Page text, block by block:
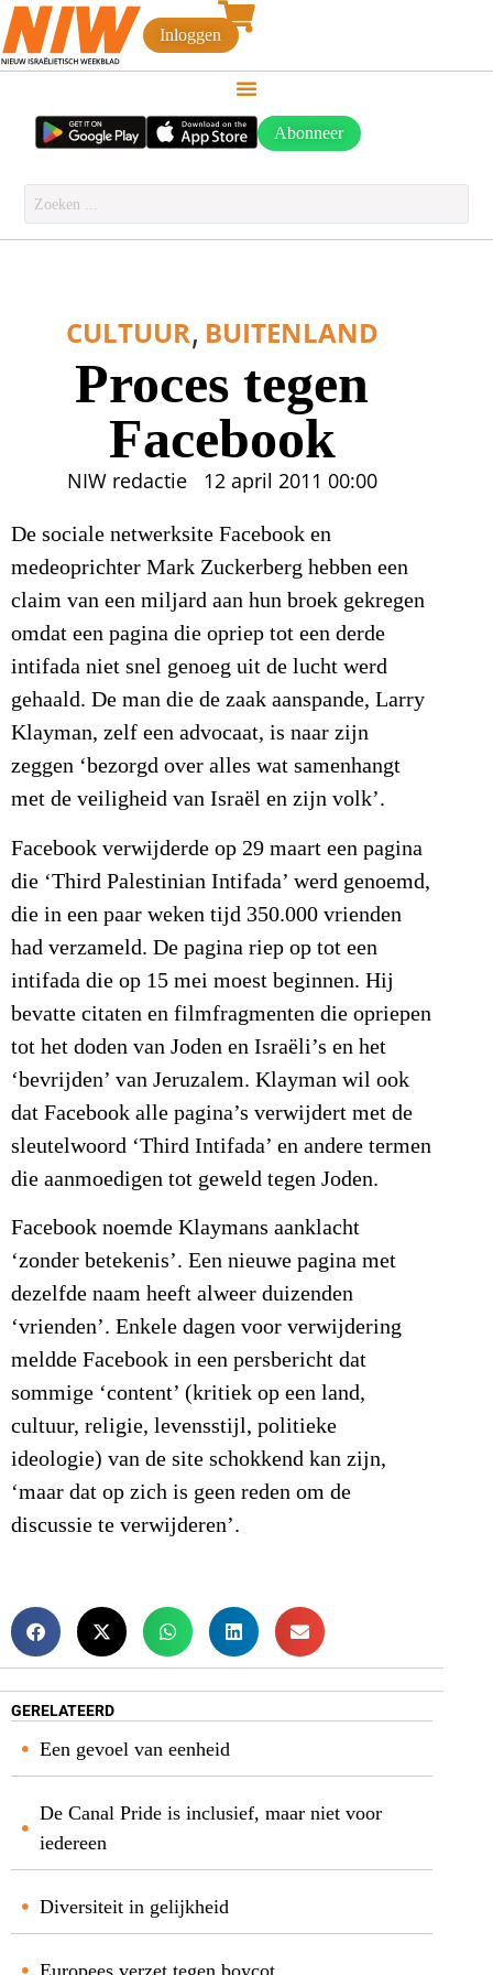
Inloggen
Abonneer
CULTUUR, BUITENLAND
Proces tegen
Facebook
NIW redactie 12 april 2011 00:00
De sociale netwerksite Facebook en
medeoprichter Mark Zuckerberg hebben een
claim van een miljard aan hun broek gekregen
omdat een pagina die opriep tot een derde
intifada niet snel genoeg uit de lucht werd
gehaald. De man die de zaak aanspande, Larry
Klayman, zelf een advocaat, is naar zijn
zeggen ‘bezorgd over alles wat samenhangt
met de veiligheid van Israël en zijn volk’.
Facebook verwijderde op 29 maart een pagina
die ‘Third Palestinian Intifada’ werd genoemd,
die in een paar weken tijd 350.000 vrienden
had verzameld. De pagina riep op tot een
intifada die op 15 mei moest beginnen. Hij
bevatte citaten en filmfragmenten die opriepen
tot het doden van Joden en Israëli’s en het
‘bevrijden’ van Jeruzalem. Klayman wil ook
dat Facebook alle pagina’s verwijdert met de
sleutelwoord ‘Third Intifada’ en andere termen
die aanmoedigen tot geweld tegen Joden.
Facebook noemde Klaymans aanklacht
‘zonder betekenis’. Een nieuwe pagina met
dezelfde naam heeft alweer duizenden
‘vrienden’. Enkele dagen voor verwijdering
meldde Facebook in een persbericht dat
sommige ‘content’ (kritiek op een land,
cultuur, religie, levensstijl, politieke
ideologie) van de site schokkend kan zijn,
‘maar dat op zich is geen reden om de
discussie te verwijderen’.
GERELATEERD
Een gevoel van eenheid
De Canal Pride is inclusief, maar niet voor
iedereen
Diversiteit in gelijkheid
Europees verzet tegen boycot